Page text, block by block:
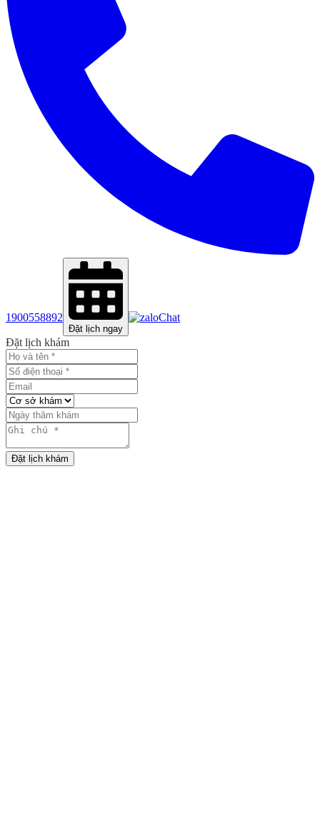
1900558892
Đặt lịch ngay
Chat
Đặt lịch khám
Đặt lịch khám